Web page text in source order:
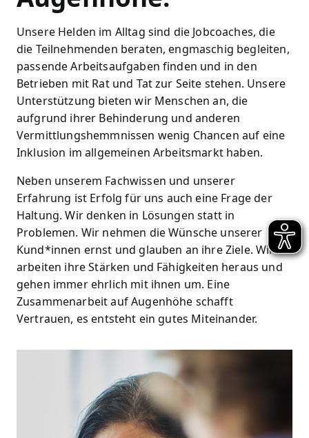
Unsere Helden im Alltag sind die Jobcoaches, die
die Teilnehmenden beraten, engmaschig begleiten,
passende Arbeitsaufgaben finden und in den
Betrieben mit Rat und Tat zur Seite stehen. Unsere
Unterstützung bieten wir Menschen an, die
aufgrund ihrer Behinderung und anderen
Vermittlungshemmnissen wenig Chancen auf eine
Inklusion im allgemeinen Arbeitsmarkt haben.
Neben unserem Fachwissen und unserer
Erfahrung ist Erfolg für uns auch eine Frage der
Haltung. Wir denken in Lösungen statt in
Problemen. Wir nehmen die Wünsche unserer
Kund*innen ernst und glauben an ihre Ziele. Wir
arbeiten ihre Stärken und Fähigkeiten heraus und
gehen immer ehrlich mit ihnen um. Eine
Zusammenarbeit auf Augenhöhe schafft
Vertrauen, es entsteht ein gutes Miteinander.